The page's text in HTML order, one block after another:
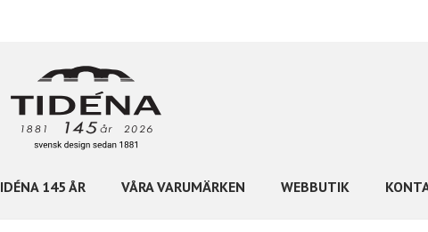
145 ÅR VÅRA VARUMÄRKEN WEBBUTIK